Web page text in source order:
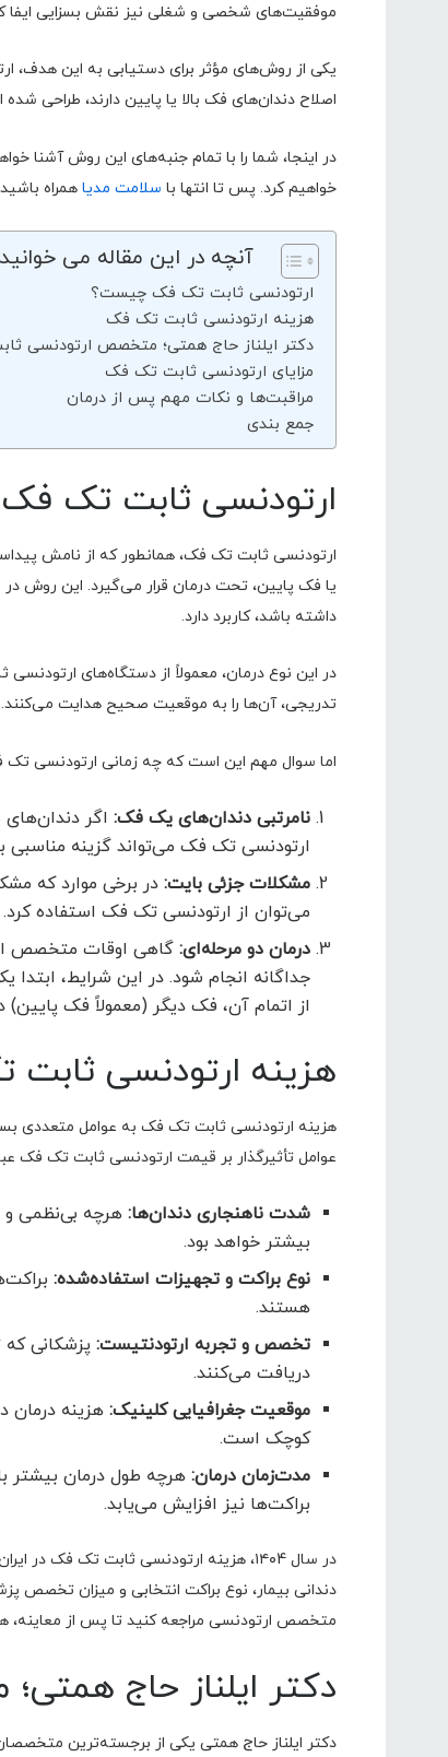
موفقیت‌های شخصی و شغلی نیز نقش بسزایی ایفا
یکی از روش‌های مؤثر برای دستیابی به این هدف،
اصلاح دندان‌های فک بالا یا پایین دارند، طراحی
در اینجا، شما را با تمام جنبه‌های این روش آشنا
خواهیم کرد. پس تا انتها با سلامت مدیا همراه
آنچه در این مقاله می
ارتودنسی ثابت تک فک چیست؟
هزینه ارتودنسی ثابت تک فک
دکتر ایلناز حاج همتی؛ متخصص ارتودنسی
مزایای ارتودنسی ثابت تک فک
مراقبت‌ها و نکات مهم پس از درمان
جمع بندی
ارتودنسی ثابت تک
ارتودنسی ثابت تک فک، همانطور که از نامش
یا فک پایین، تحت درمان قرار می‌گیرد. این روش
داشته باشد، کاربرد دارد.
در این نوع درمان، معمولاً از دستگاه‌های
تدریجی، آن‌ها را به موقعیت صحیح هدایت می‌کنند.
اما سوال مهم این است که چه زمانی ارتودنسی
نامرتبی دندان‌های یک فک: اگر
ارتودنسی تک فک می‌تواند گزینه مناسبی
مشکلات جزئی بایت: در برخی موارد که
می‌توان از ارتودنسی تک فک استفاده کرد.
درمان دو مرحله‌ای: گاهی اوقات متخصص
جداگانه انجام شود. در این شرایط،
از اتمام آن، فک دیگر (معمولاً فک
هزینه ارتودنسی
هزینه ارتودنسی ثابت تک فک به عوامل متعددی
عوامل تأثیرگذار بر قیمت ارتودنسی ثابت تک فک
شدت ناهنجاری دندان‌ها: هرچه بی‌نظمی و
بیشتر خواهد بود.
نوع براکت و تجهیزات استفاده‌شده:
هستند.
تخصص و تجربه ارتودنتیست: پزشکانی که
دریافت می‌کنند.
موقعیت جغرافیایی کلینیک: هزینه درمان
کوچک است.
مدت‌زمان درمان: هرچه طول درمان بیشتر
براکت‌ها نیز افزایش می‌یابد.
دندانی بیمار، نوع براکت انتخابی و میزان
متخصص ارتودنسی مراجعه کنید تا پس از
دکتر ایلناز حاج
دکتر ایلناز حاج همتی یکی از برجسته‌ترین